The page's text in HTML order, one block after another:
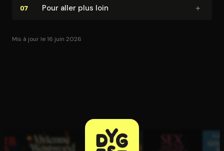
07 Pour aller plus loin +
Mis à jour le 16 juin 2026